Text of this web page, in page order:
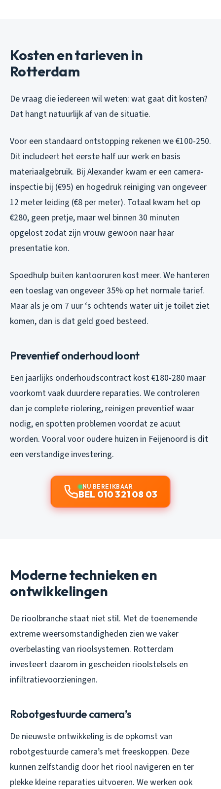
Kosten en tarieven in
Rotterdam
De vraag die iedereen wil weten: wat gaat dit kosten?
Dat hangt natuurlijk af van de situatie.
Voor een standaard ontstopping rekenen we €100-250.
Dit includeert het eerste half uur werk en basis
materiaalgebruik. Bij Alexander kwam er een camera-
inspectie bij (€95) en hogedruk reiniging van ongeveer
12 meter leiding (€8 per meter). Totaal kwam het op
€280, geen pretje, maar wel binnen 30 minuten
opgelost zodat zijn vrouw gewoon naar haar
presentatie kon.
Spoedhulp buiten kantooruren kost meer. We hanteren
een toeslag van ongeveer 35% op het normale tarief.
Maar als je om 7 uur ‘s ochtends water uit je toilet ziet
komen, dan is dat geld goed besteed.
Preventief onderhoud loont
Een jaarlijks onderhoudscontract kost €180-280 maar
voorkomt vaak duurdere reparaties. We controleren
dan je complete riolering, reinigen preventief waar
nodig, en spotten problemen voordat ze acuut
worden. Vooral voor oudere huizen in Feijenoord is dit
een verstandige investering.
NU BEREIKBAAR
BEL 010 321 08 03
Moderne technieken en
ontwikkelingen
De rioolbranche staat niet stil. Met de toenemende
extreme weersomstandigheden zien we vaker
overbelasting van rioolsystemen. Rotterdam
investeert daarom in gescheiden rioolstelsels en
infiltratievoorzieningen.
Robotgestuurde camera’s
De nieuwste ontwikkeling is de opkomst van
robotgestuurde camera’s met freeskoppen. Deze
kunnen zelfstandig door het riool navigeren en ter
plekke kleine reparaties uitvoeren. We werken ook